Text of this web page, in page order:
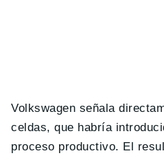
Volkswagen señala
celdas, que habría
proceso productivo. El